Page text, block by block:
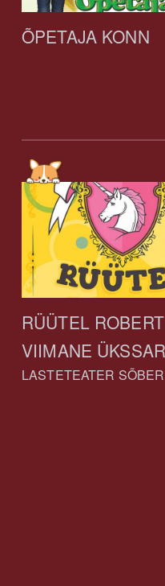
ÕPETAJA KONN
RÜÜTEL
VIIMANE
LASTETEATER SÕBER